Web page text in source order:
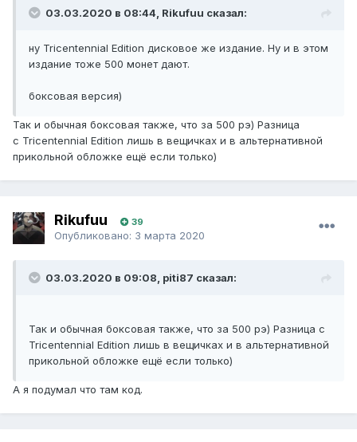
03.03.2020 в 08:44, Rikufuu сказал:
ну Tricentennial Edition дисковое же издание. Ну и в этом
издание тоже 500 монет дают.
боксовая версия)
Так и обычная боксовая также, что за 500 рэ) Разница
с Tricentennial Edition лишь в вещичках и в альтернативной
прикольной обложке ещё если только)
Rikufuu 39
Опубликовано: 3 марта 2020
03.03.2020 в 09:08, piti87 сказал:
Так и обычная боксовая также, что за 500 рэ) Разница с
Tricentennial Edition лишь в вещичках и в альтернативной
прикольной обложке ещё если только)
А я подумал что там код.